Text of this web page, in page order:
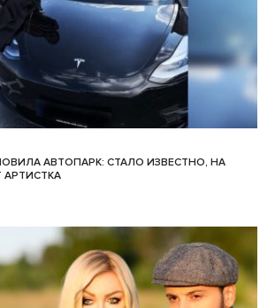
АВТОПАРК: СТАЛО ИЗВЕСТНО, НА
АРТИСТКА